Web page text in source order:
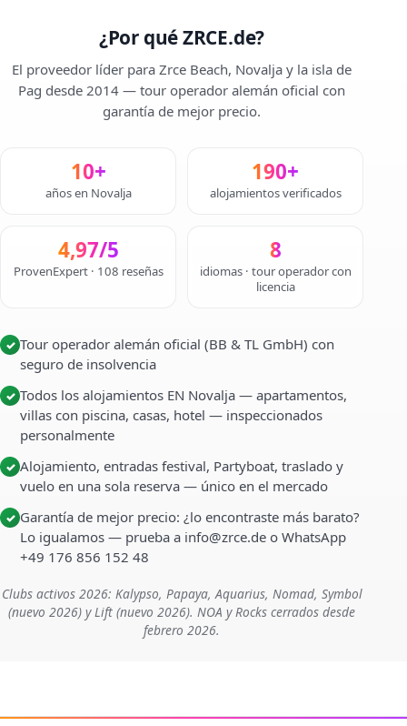
¿Por qué ZRCE.de?
El proveedor líder para Zrce Beach, Novalja y la isla de
Pag desde 2014 — tour operador alemán oficial con
garantía de mejor precio.
10+
años en Novalja
190+
alojamientos verificados
4,97/5
ProvenExpert · 108 reseñas
8
idiomas · tour operador con
licencia
✓ Tour operador alemán oficial (BB & TL GmbH) con
seguro de insolvencia
✓ Todos los alojamientos EN Novalja — apartamentos,
villas con piscina, casas, hotel — inspeccionados
personalmente
✓ Alojamiento, entradas festival, Partyboat, traslado y
vuelo en una sola reserva — único en el mercado
✓ Garantía de mejor precio: ¿lo encontraste más barato?
Lo igualamos — prueba a info@zrce.de o WhatsApp
+49 176 856 152 48
Clubs activos 2026: Kalypso, Papaya, Aquarius, Nomad, Symbol
(nuevo 2026) y Lift (nuevo 2026). NOA y Rocks cerrados desde
febrero 2026.